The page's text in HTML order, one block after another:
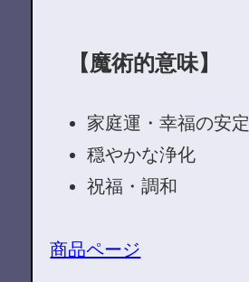
【魔術的意味】
家庭運・幸福の安定
穏やかな浄化
祝福・調和
商品ページ